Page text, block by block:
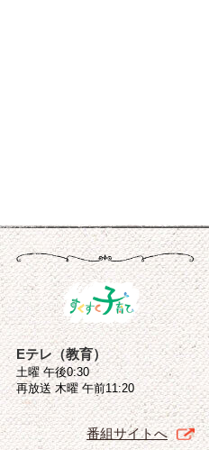
Eテレ（教育）
土曜 午後0:30
再放送 木曜 午前11:20
番組サイトへ